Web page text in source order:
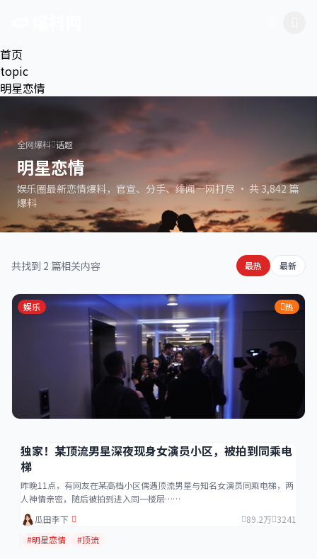
首页
topic
明星恋情
全网爆料 话题
明星恋情
娱乐圈最新恋情爆料，官宣、分手、绯闻一网打尽 · 共 3,842 篇
爆料
共找到 2 篇相关内容 最热 最新
娱乐 热
独家！某顶流男星深夜现身女演员小区，被拍到同乘电
梯
昨晚11点，有网友在某高档小区偶遇顶流男星与知名女演员同乘电梯，两
人神情亲密，随后被拍到进入同一楼层……
瓜田李下
89.2万 3241
#明星恋情
#顶流